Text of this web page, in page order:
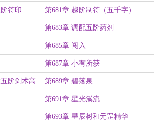
符印 第681章 越阶制符（五千字）
第683章 调配五阶药剂
第685章 闯入
第687章 小有所获
阶剑术高 第689章 碧落泉
第691章 星光溪流
第693章 星辰树和元罡精华